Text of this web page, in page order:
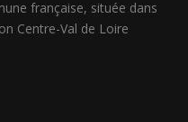
française, située dans
Centre-Val de Loire